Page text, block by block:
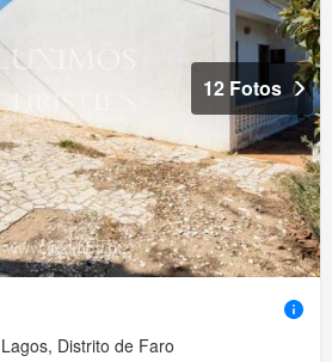
12 Fotos
Distrito de Faro